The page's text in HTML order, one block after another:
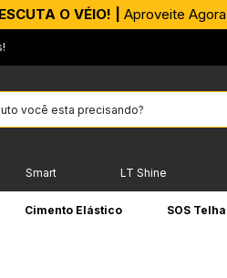
APROVEITE AGORA |PIX
ESCUTA O VÉIO! | Aproveite
Smart LT Shine
Cimento Elástico SOS